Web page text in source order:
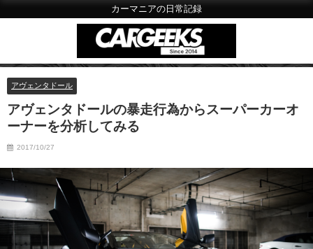
カーマニアの日常記録
アヴェンタドール
アヴェンタドールの暴走行為からスーパーカーオ
ーナーを分析してみる
2017/10/27